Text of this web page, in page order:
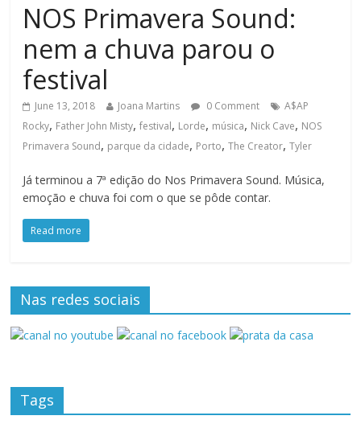
NOS Primavera Sound:
nem a chuva parou o
festival
June 13, 2018 Joana Martins 0 Comment
A$AP
Rocky, Father John Misty,festival, Lorde, música, Nick Cave, NOS
Primavera Sound, parque da cidade, Porto,The Creator,Tyler
Já terminou a 7ª edição do Nos Primavera Sound. Música,
emoção e chuva foi com o que se pôde contar.
Read more
Nas redes sociais
Tags